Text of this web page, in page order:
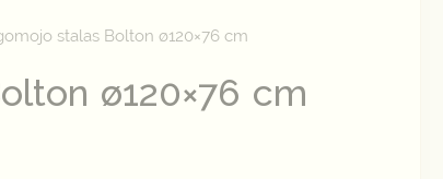
stalas Bolton ø120×76 cm
ø120×76 cm